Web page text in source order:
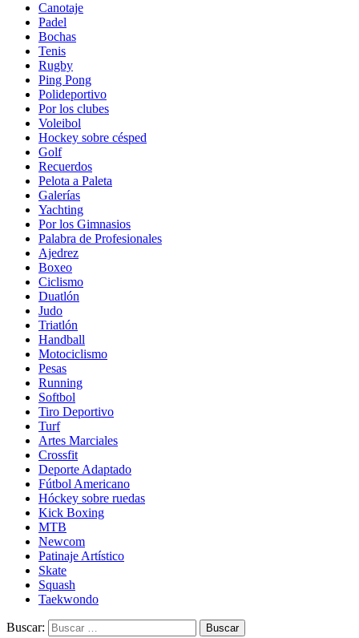
Canotaje
Padel
Bochas
Tenis
Rugby
Ping Pong
Polideportivo
Por los clubes
Voleibol
Hockey sobre césped
Golf
Recuerdos
Pelota a Paleta
Galerías
Yachting
Por los Gimnasios
Palabra de Profesionales
Ajedrez
Boxeo
Ciclismo
Duatlón
Judo
Triatlón
Handball
Motociclismo
Pesas
Running
Softbol
Tiro Deportivo
Turf
Artes Marciales
Crossfit
Deporte Adaptado
Fútbol Americano
Hóckey sobre ruedas
Kick Boxing
MTB
Newcom
Patinaje Artístico
Skate
Squash
Taekwondo
Buscar: